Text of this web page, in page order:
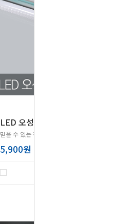
LED 오성 일자등 30W
믿을 수 있는 정품LED칩 거실등!
5,900원